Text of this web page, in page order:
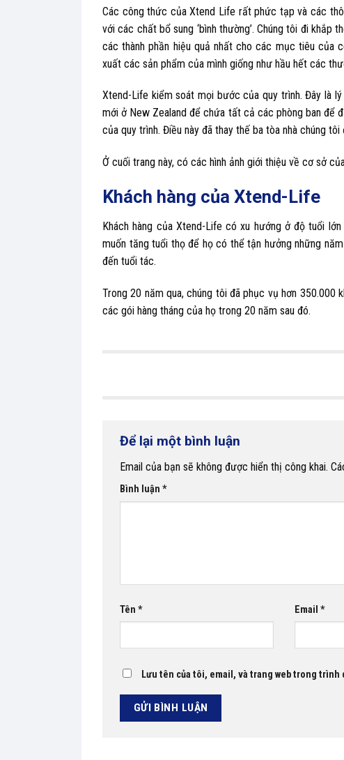
Các công thức của Xtend Life rất phức tạp và các
với các chất bổ sung ‘bình thường’. Chúng tôi đi
các thành phần hiệu quả nhất cho các mục tiêu của
xuất các sản phẩm của mình giống như hầu hết các
Xtend-Life kiểm soát mọi bước của quy trình. Đây là
mới ở New Zealand để chứa tất cả các phòng ban để
của quy trình. Điều này đã thay thế ba tòa nhà chúng
Ở cuối trang này, có các hình ảnh giới thiệu về cơ sở
Khách hàng của Xtend-Life
Khách hàng của Xtend-Life có xu hướng ở độ tuổi
muốn tăng tuổi thọ để họ có thể tận hưởng những
đến tuổi tác.
Trong 20 năm qua, chúng tôi đã phục vụ hơn 350.000
các gói hàng tháng của họ trong 20 năm sau đó.
Để lại một bình luận
Email của bạn sẽ không được hiển thị công khai.
Bình luận *
Tên * Email *
Lưu tên của tôi, email, và trang web trong